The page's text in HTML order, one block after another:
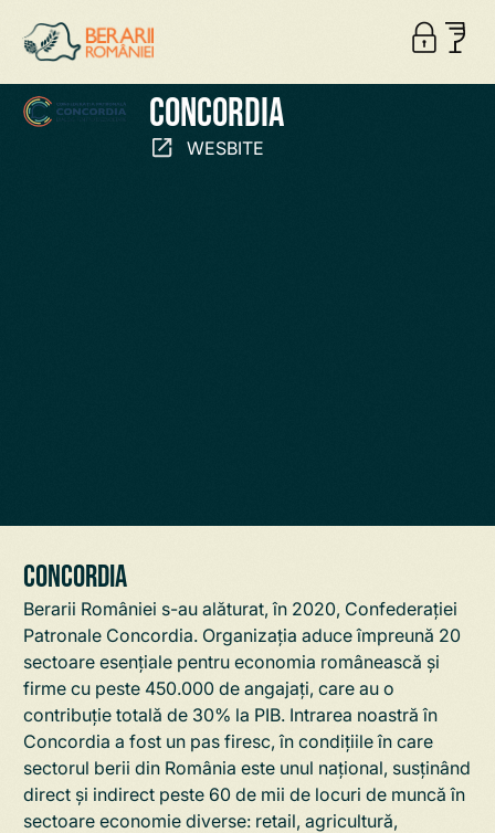
Concordia
WESBITE
Concordia
Berarii României s-au alăturat, în 2020, Confederației
Patronale Concordia. Organizația aduce împreună 20
sectoare esențiale pentru economia românească și
firme cu peste 450.000 de angajați, care au o
contribuție totală de 30% la PIB. Intrarea noastră în
Concordia a fost un pas firesc, în condițiile în care
sectorul berii din România este unul național, susținând
direct și indirect peste 60 de mii de locuri de muncă în
sectoare economie diverse: retail, agricultură,